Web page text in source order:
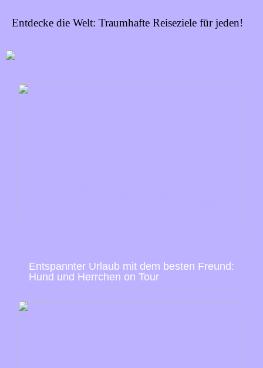
Entdecke die Welt: Traumhafte Reiseziele für jeden!
Entspannter Urlaub mit dem besten Freund:
Hund und Herrchen on Tour